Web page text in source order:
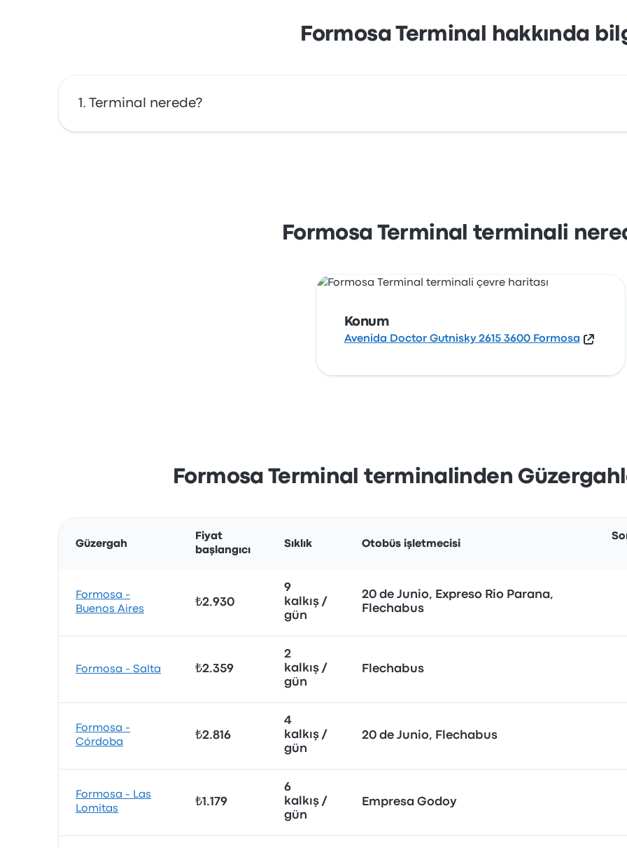
Formosa Terminal hakkında
Terminal nerede?
Formosa Terminal terminali
Konum
Avenida Doctor Gutnisky 2615 3600 Formosa
Formosa Terminal terminalinden
Güzergah
Fiyat
başlangıcı
Sıklık Otobüs işletmecisi
Formosa -
Buenos Aires
₺2.930
9
kalkış /
gün
20 de Junio, Expreso Rio Parana,
Flechabus
Formosa - Salta ₺2.359
2
kalkış /
gün
Flechabus
Formosa -
Córdoba
₺2.816
4
kalkış /
gün
20 de Junio, Flechabus
Formosa - Las
Lomitas
₺1.179
6
kalkış /
gün
Empresa Godoy